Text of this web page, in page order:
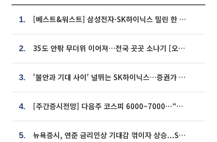
1. [베스트&워스트] 삼성전자·SK하이닉스 밀린 한 주…상상인증권은 85% 급등
2. 35도 안팎 무더위 이어져…전국 곳곳 소나기 [오늘 날씨]
3. '불안과 기대 사이' 널뛰는 SK하이닉스…증권가 "HBM4·LTA 기반 펀터멘털 견고"
4. [주간증시전망] 다음주 코스피 6000~7000⋯“外人 수급은 정책이 변수”
5. 뉴욕증시, 연준 금리인상 기대감 꺾이자 상승...S&P500 사상 최고치 [종합]